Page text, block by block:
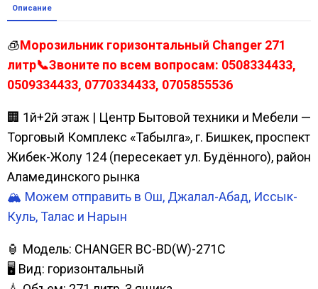
Описание
🧊Морозильник горизонтальный Changer 271
литр📞Звоните по всем вопросам: 0508334433,
0509334433, 0770334433, 0705855536
🏢 1й+2й этаж | Центр Бытовой техники и Мебели —
Торговый Комплекс «Табылга», г. Бишкек, проспект
Жибек-Жолу 124 (пересекает ул. Будённого), район
Аламединского рынка
🏔️ Можем отправить в Ош, Джалал-Абад, Иссык-
Куль, Талас и Нарын
🏮 Модель: CHANGER BC-BD(W)-271C
🖥 Вид: горизонтальный